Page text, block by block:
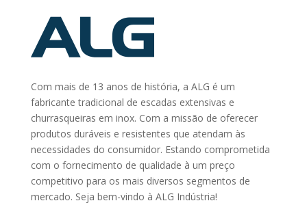
Com mais de 13 anos de história, a ALG é um
fabricante tradicional de escadas extensivas e
churrasqueiras em inox. Com a missão de oferecer
produtos duráveis e resistentes que atendam às
necessidades do consumidor. Estando comprometida
com o fornecimento de qualidade à um preço
competitivo para os mais diversos segmentos de
mercado. Seja bem-vindo à ALG Indústria!